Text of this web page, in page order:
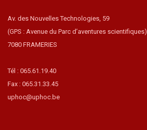
Av. des Nouvelles Technologies, 59
(GPS : Avenue du Parc d’aventures scientifiques)
7080 FRAMERIES
Tél : 065.61.19.40
Fax : 065.31.33.45
uphoc@uphoc.be